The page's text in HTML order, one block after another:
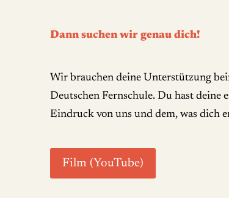
Dann suchen wir genau dich!
Wir brauchen deine Unterstützung
Deutschen Fernschule. Du hast deine
Eindruck von uns und dem, was dich
Film (YouTube)